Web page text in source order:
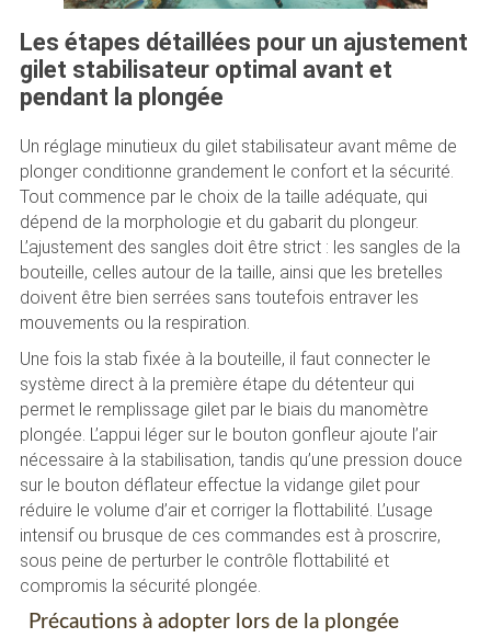
Les étapes détaillées pour un ajustement
gilet stabilisateur optimal avant et
pendant la plongée
Un réglage minutieux du gilet stabilisateur avant même de
plonger conditionne grandement le confort et la sécurité.
Tout commence par le choix de la taille adéquate, qui
dépend de la morphologie et du gabarit du plongeur.
L’ajustement des sangles doit être strict : les sangles de la
bouteille, celles autour de la taille, ainsi que les bretelles
doivent être bien serrées sans toutefois entraver les
mouvements ou la respiration.
Une fois la stab fixée à la bouteille, il faut connecter le
système direct à la première étape du détenteur qui
permet le remplissage gilet par le biais du manomètre
plongée. L’appui léger sur le bouton gonfleur ajoute l’air
nécessaire à la stabilisation, tandis qu’une pression douce
sur le bouton déflateur effectue la vidange gilet pour
réduire le volume d’air et corriger la flottabilité. L’usage
intensif ou brusque de ces commandes est à proscrire,
sous peine de perturber le contrôle flottabilité et
compromis la sécurité plongée.
Précautions à adopter lors de la plongée